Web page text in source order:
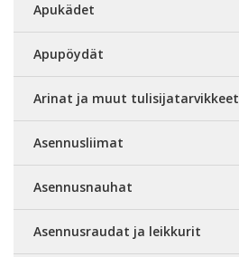
Apukädet
Apupöydät
Arinat ja muut tulisijatarvikkeet
Asennusliimat
Asennusnauhat
Asennusraudat ja leikkurit